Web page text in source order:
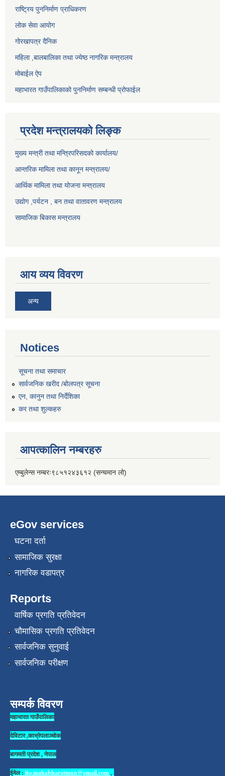
राष्ट्रिय पुननिर्माण प्राधिकरण
लोक सेवा आयोग
गोरखापत्र दैनिक
महिला ,बालबालिका तथा ज्येष्ठ नागरिक मन्त्रालय
मोबाईल ऐप
महाभारत गाउँपालिकाको पुननिर्माण सम्बन्धी प्रोफाईल
प्रदेश मन्त्रालयको लिङ्क
मुख्य मन्त्री तथा मन्त्रिपरिसदको कार्यालय/
आन्तरिक मामिला तथा कानून मन्त्रालय/
आर्थिक मामिला तथा योजना मन्त्रालय
उद्योग ,पर्यटन , बन तथा वातावरण मन्त्रालय
सामाजिक बिकास मन्त्रालय
आय व्यय विवरण
अन्य
Notices
सूचना तथा समाचार
सार्वजनिक खरीद /बोलपत्र सूचना
एन, कानुन तथा निर्देशिका
कर तथा शुल्कहरु
आपत्कालिन नम्बरहरु
एम्बुलेन्स नम्बरः९८५१२४३६१२ (सन्चमान लो)
eGov services
घटना दर्ता
सामाजिक सुरक्षा
नागरिक वडापत्र
Reports
वार्षिक प्रगति प्रतिवेदन
चौमासिक प्रगति प्रतिवेदन
सार्वजनिक सुनुवाई
सार्वजनिक परीक्षण
सम्पर्क विवरण
महाभारत गाउँपालिका
देविटार ,काभ्रेपलाञ्चोक
बागमती प्रदेश , नेपाल
ईमेल : ito.mahabharatmun@gmail.com,